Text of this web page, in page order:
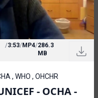
/3:53/MP4/286.3
MB
, WHO , OHCHR
- OCHA -